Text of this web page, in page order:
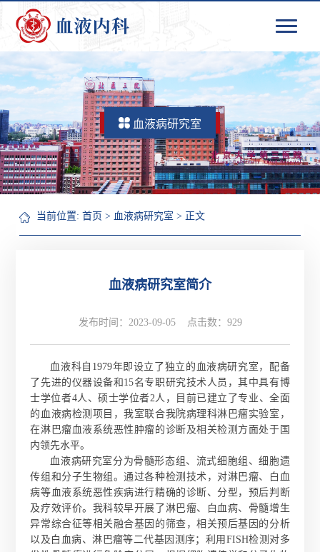
血液病研究室
当前位置:首页 > 血液病研究室 > 正文
血液病研究室简介
发布时间：2023-09-05 点击数： 929
血液科自 1979年即设立了独立的血液病研究室，配备
了先进的仪器设备和15名专职研究技术人员，其中具有博
士学位者4人、硕士学位者2人，目前已建立了专业、全面
的血液病检测项目，我室联合我院病理科淋巴瘤实验室，
在淋巴瘤血液系统恶性肿瘤的诊断及相关检测方面处于国
内领先水平。
血液病研究室分为骨髓形态组、流式细胞组、细胞遗
传组和分子生物组。通过各种检测技术，对淋巴瘤、白血
病等血液系统恶性疾病进行精确的诊断、分型，预后判断
及疗效评价。我科较早开展了淋巴瘤、白血病、骨髓增生
异常综合征等相关融合基因的筛查，相关预后基因的分析
以及白血病、淋巴瘤等二代基因测序；利用 FISH检测对多